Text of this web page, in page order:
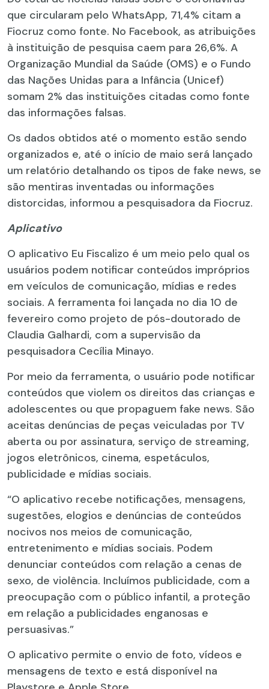
que circularam pelo WhatsApp, 71,4% citam a
Fiocruz como fonte. No Facebook, as atribuições
à instituição de pesquisa caem para 26,6%. A
Organização Mundial da Saúde (OMS) e o Fundo
das Nações Unidas para a Infância (Unicef)
somam 2% das instituições citadas como fonte
das informações falsas.
Os dados obtidos até o momento estão sendo
organizados e, até o início de maio será lançado
um relatório detalhando os tipos de fake news, se
são mentiras inventadas ou informações
distorcidas, informou a pesquisadora da Fiocruz.
Aplicativo
O aplicativo Eu Fiscalizo é um meio pelo qual os
usuários podem notificar conteúdos impróprios
em veículos de comunicação, mídias e redes
sociais. A ferramenta foi lançada no dia 10 de
fevereiro como projeto de pós-doutorado de
Claudia Galhardi, com a supervisão da
pesquisadora Cecília Minayo.
Por meio da ferramenta, o usuário pode notificar
conteúdos que violem os direitos das crianças e
adolescentes ou que propaguem fake news. São
aceitas denúncias de peças veiculadas por TV
aberta ou por assinatura, serviço de streaming,
jogos eletrônicos, cinema, espetáculos,
publicidade e mídias sociais.
“O aplicativo recebe notificações, mensagens,
sugestões, elogios e denúncias de conteúdos
nocivos nos meios de comunicação,
entretenimento e mídias sociais. Podem
denunciar conteúdos com relação a cenas de
sexo, de violência. Incluímos publicidade, com a
preocupação com o público infantil, a proteção
em relação a publicidades enganosas e
persuasivas.”
O aplicativo permite o envio de foto, vídeos e
mensagens de texto e está disponível na